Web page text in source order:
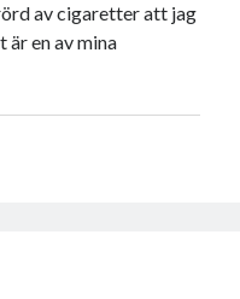
av cigaretter att jag
är en av mina